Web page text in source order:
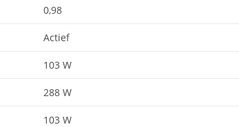
0,98
Actief
103 W
288 W
103 W